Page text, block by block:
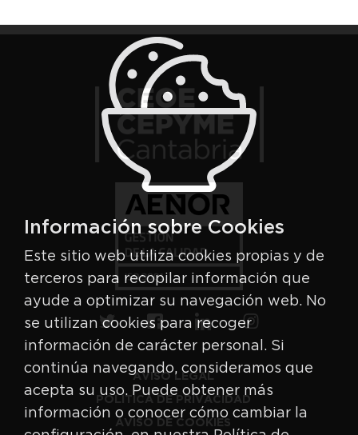
AVISO LEGAL
POLÍTICA DE PRIVACIDAD
AVISO DE COOKIES
Información sobre Cookies
Este sitio web utiliza cookies propias y de
terceros para recopilar información que
ayude a optimizar su navegación web. No
se utilizan cookies para recoger
información de carácter personal. Si
continúa navegando, consideramos que
acepta su uso. Puede obtener más
información o conocer cómo cambiar la